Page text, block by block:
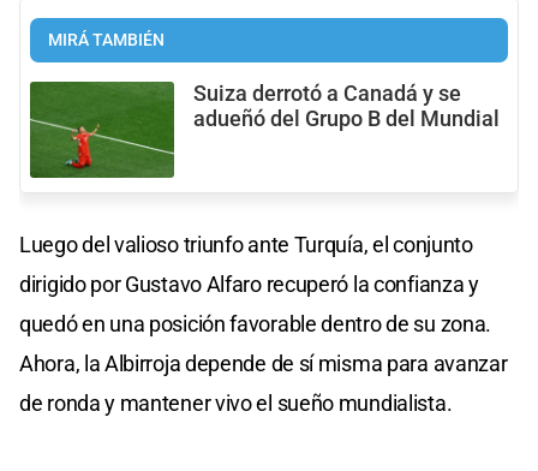
MIRÁ TAMBIÉN
Suiza derrotó a Canadá y se
adueñó del Grupo B del Mundial
Luego del valioso triunfo ante Turquía, el conjunto
dirigido por Gustavo Alfaro recuperó la confianza y
quedó en una posición favorable dentro de su zona.
Ahora, la Albirroja depende de sí misma para avanzar
de ronda y mantener vivo el sueño mundialista.